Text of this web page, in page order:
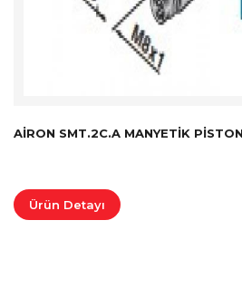
AIRON SMT.2C.A MANYETIK
Ürün Detayı